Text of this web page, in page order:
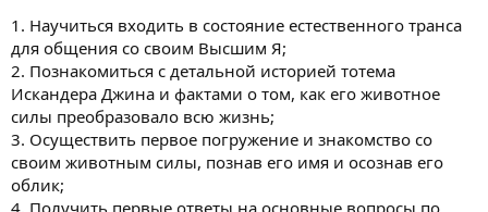
1. Научиться входить в состояние естественного транса
для общения со своим Высшим Я;
2. Познакомиться с детальной историей тотема
Искандера Джина и фактами о том, как его животное
силы преобразовало всю жизнь;
3. Осуществить первое погружение и знакомство со
своим животным силы, познав его имя и осознав его
облик;